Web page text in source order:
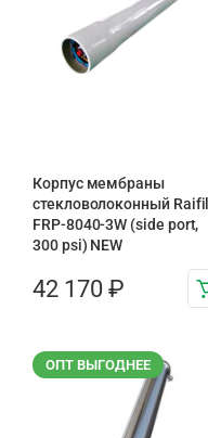
Корпус мембраны
стекловолоконный Raifil
FRP-8040-3W (side port,
300 psi) NEW
42 170 ₽
ОПТ ВЫГОДНЕЕ